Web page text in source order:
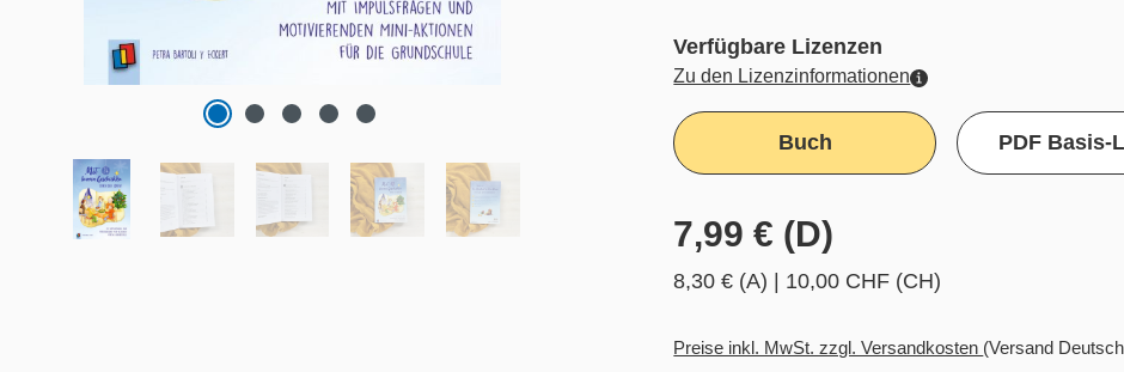
Verfügbare Lizenzen
Zu den Lizenzinformationen
Buch PDF Basis-
7,99 € (D)
8,30 € (A) | 10,00 CHF (CH)
Preise inkl. MwSt. zzgl. Versandkosten (Versand